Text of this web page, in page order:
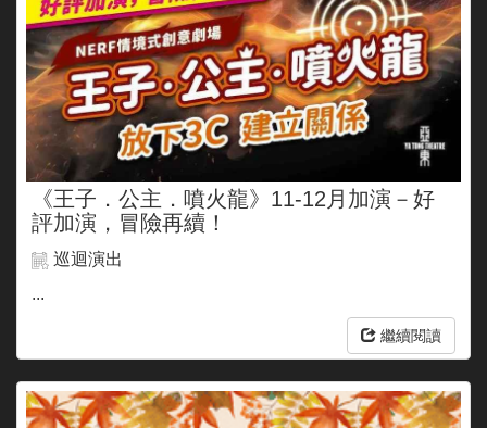
《王子．公主．噴火龍》11-12月加演－好
評加演，冒險再續！
巡迴演出
...
繼續閱讀